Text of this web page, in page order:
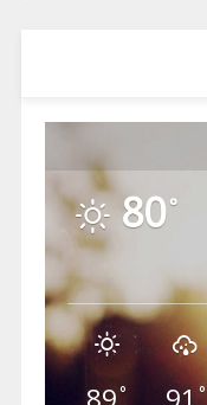
80 °
° °